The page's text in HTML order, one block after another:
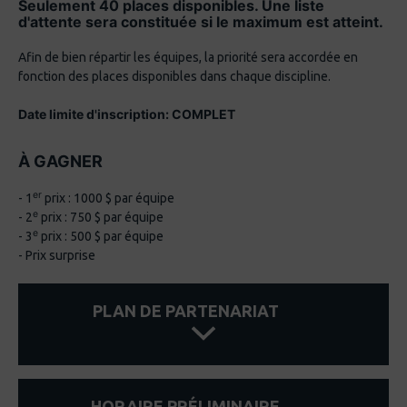
Seulement 40 places disponibles. Une liste
d'attente sera constituée si le maximum est atteint.
Afin de bien répartir les équipes, la priorité sera accordée en
fonction des places disponibles dans chaque discipline.
Date limite d'inscription: COMPLET
À GAGNER
- 1 er prix : 1000 $ par équipe
- 2e prix : 750 $ par équipe
- 3e prix : 500 $ par équipe
- Prix surprise
PLAN DE PARTENARIAT